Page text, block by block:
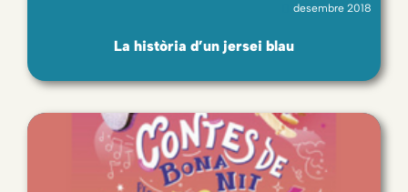
desembre 2018
La història d’un jersei blau